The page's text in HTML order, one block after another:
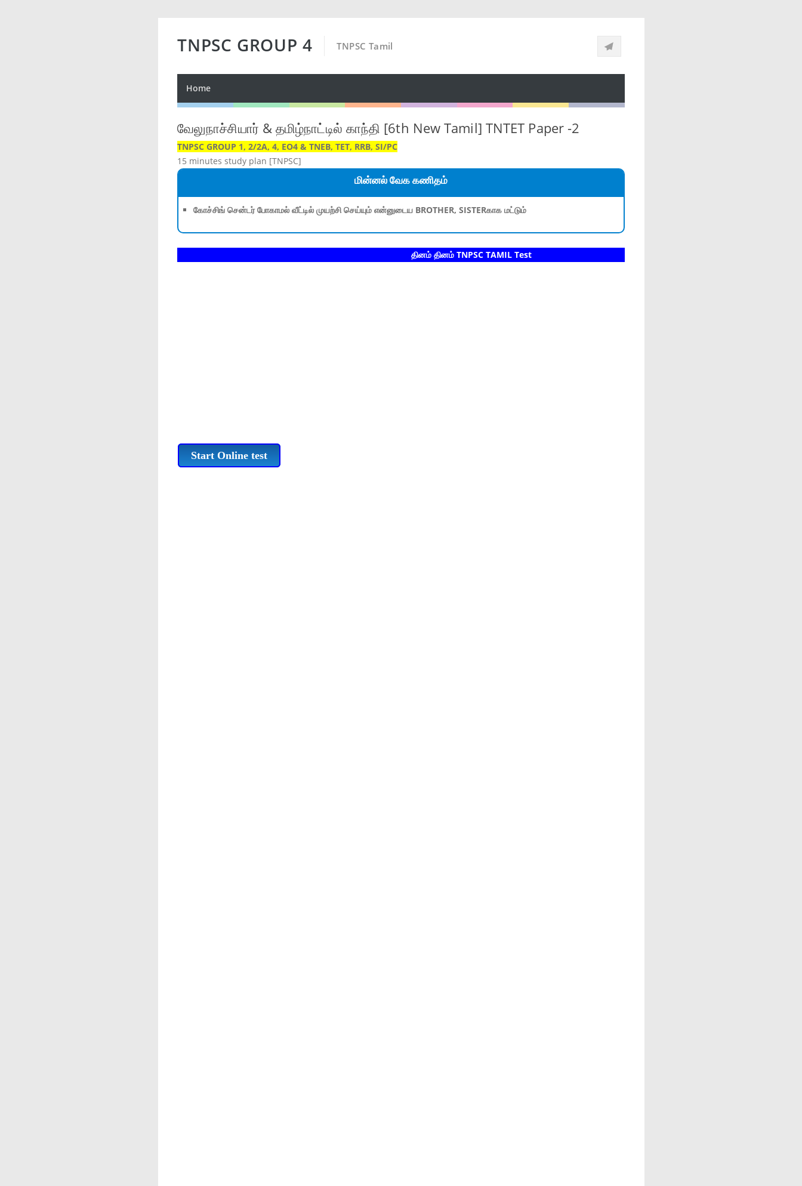
TNPSC GROUP 4 TNPSC Tamil
Home
வேலுநாச்சியார் & தமிழ்நாட்டில் காந்தி [6th New Tamil] TNTET Paper -2
TNPSC GROUP 1, 2/2A, 4, EO4 & TNEB, TET, RRB, SI/PC
15 minutes study plan [TNPSC]
மின்னல் வேக கணிதம்
கோச்சிங் சென்டர் போகாமல் வீட்டில் முயற்சி செய்யும் என்னுடைய BROTHER, SISTERகாக மட்டும்
தினம் தினம் TNPSC TAMIL Test
Start Online test